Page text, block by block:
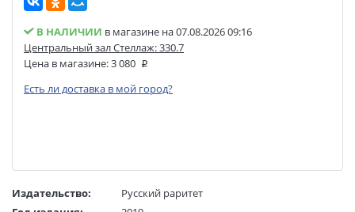
В НАЛИЧИИ в магазине на 07.08.2026 09:16
Центральный зал Стеллаж: 330.7
Цена в магазине:3 080
Есть ли доставка в мой город?
Издательство:
Русский раритет